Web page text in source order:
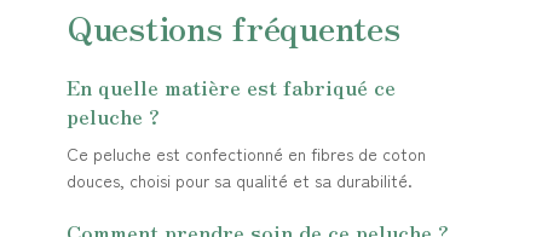
Questions fréquentes
En quelle matière est fabriqué ce
peluche ?
Ce peluche est confectionné en fibres de coton
douces, choisi pour sa qualité et sa durabilité.